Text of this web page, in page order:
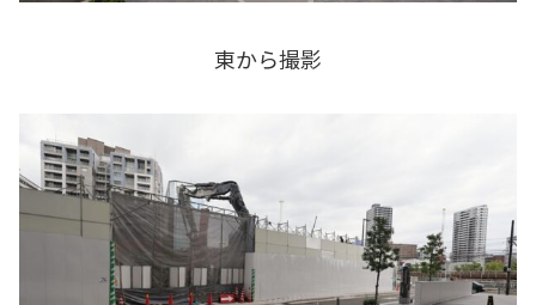
東から撮影